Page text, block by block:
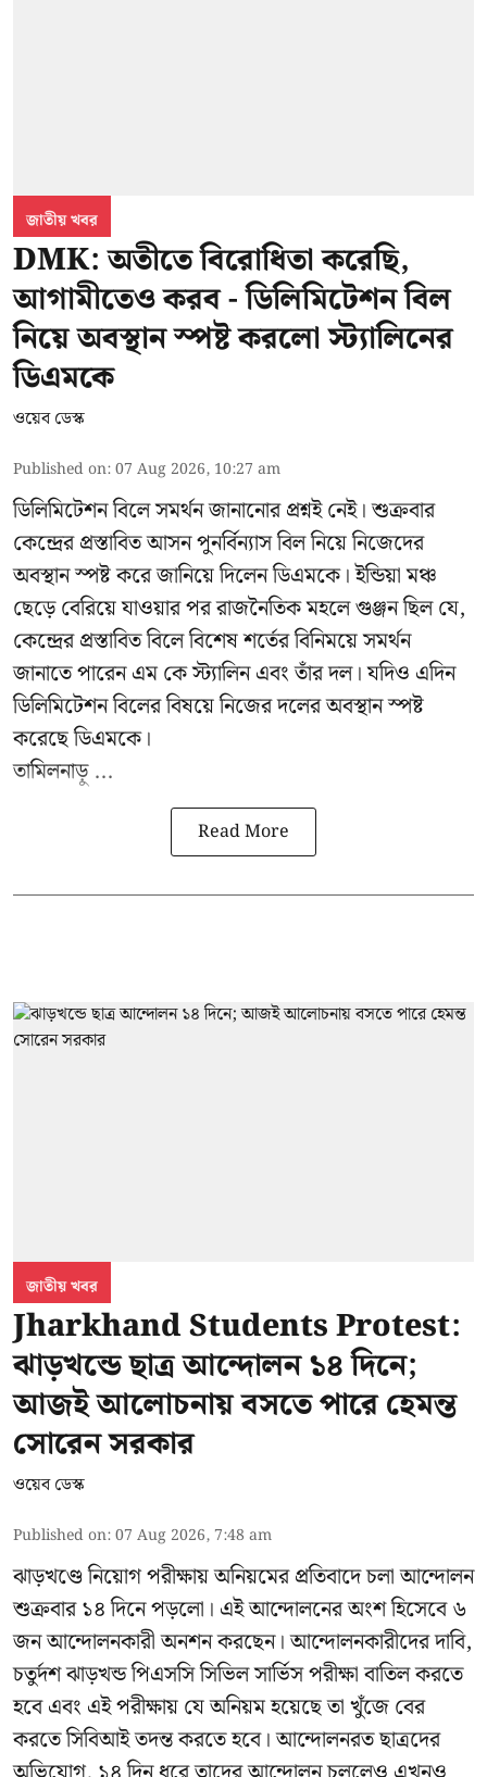
জাতীয় খবর
DMK: অতীতে বিরোধিতা করেছি,
আগামীতেও করব - ডিলিমিটেশন বিল
নিয়ে অবস্থান স্পষ্ট করলো স্ট্যালিনের
ডিএমকে
ওয়েব ডেস্ক
Published on:07 Aug 2026, 10:27 am
ডিলিমিটেশন বিলে সমর্থন জানানোর প্রশ্নই নেই। শুক্রবার
কেন্দ্রের প্রস্তাবিত আসন পুনর্বিন্যাস বিল নিয়ে নিজেদের
অবস্থান স্পষ্ট করে জানিয়ে দিলেন ডিএমকে। ইন্ডিয়া মঞ্চ
ছেড়ে বেরিয়ে যাওয়ার পর রাজনৈতিক মহলে গুঞ্জন ছিল যে,
কেন্দ্রের প্রস্তাবিত বিলে বিশেষ শর্তের বিনিময়ে সমর্থন
জানাতে পারেন এম কে স্ট্যালিন এবং তাঁর দল। যদিও এদিন
ডিলিমিটেশন বিলের বিষয়ে নিজের দলের অবস্থান স্পষ্ট
করেছে ডিএমকে।
তামিলনাড়ু ...
Read More
জাতীয় খবর
Jharkhand Students Protest:
ঝাড়খন্ডে ছাত্র আন্দোলন ১৪ দিনে;
আজই আলোচনায় বসতে পারে হেমন্ত
সোরেন সরকার
ওয়েব ডেস্ক
Published on:07 Aug 2026, 7:48 am
ঝাড়খণ্ডে নিয়োগ পরীক্ষায় অনিয়মের প্রতিবাদে চলা আন্দোলন
শুক্রবার ১৪ দিনে পড়লো। এই আন্দোলনের অংশ হিসেবে ৬
জন আন্দোলনকারী অনশন করছেন। আন্দোলনকারীদের দাবি,
চতুর্দশ ঝাড়খন্ড পিএসসি সিভিল সার্ভিস পরীক্ষা বাতিল করতে
হবে এবং এই পরীক্ষায় যে অনিয়ম হয়েছে তা খুঁজে বের
করতে সিবিআই তদন্ত করতে হবে। আন্দোলনরত ছাত্রদের